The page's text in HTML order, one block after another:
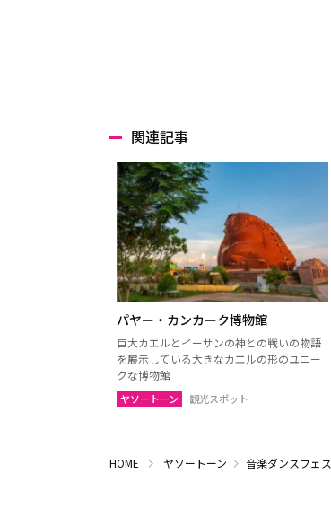
関連記事
パヤー・カンカーク博物館
巨大カエルとイーサンの神との戦いの物語
を展示している大きなカエルの形のユニー
クな博物館
ヤソートーン 観光スポット
HOME ヤソートーン 音楽ダンスフェ